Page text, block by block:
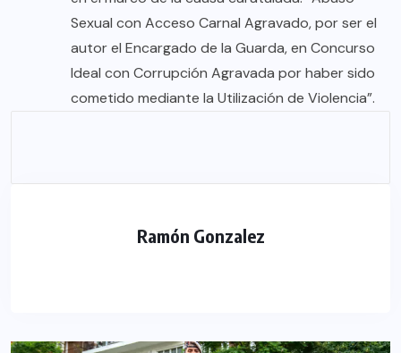
Sexual con Acceso Carnal Agravado, por ser el
autor el Encargado de la Guarda, en Concurso
Ideal con Corrupción Agravada por haber sido
cometido mediante la Utilización de Violencia”.
Ramón Gonzalez